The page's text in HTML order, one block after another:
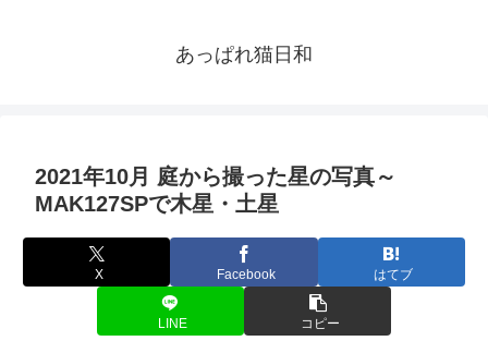
あっぱれ猫日和
2021年10月 庭から撮った星の写真～
MAK127SPで木星・土星
X Facebook はてブ
LINE コピー